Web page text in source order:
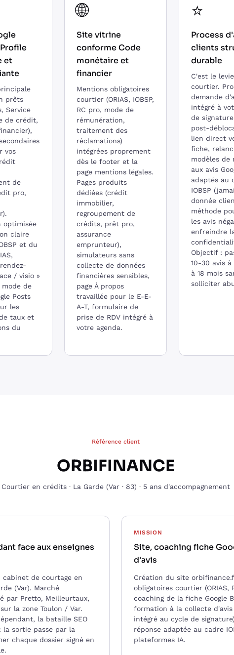
et
prêts
Service
de crédit,
vos
de
pro,
optimisée
claire
et du
/ visio »
de
Posts
les
taux et
du
🌐
Site vitrine
conforme Code
monétaire et
financier
Mentions obligatoires
courtier (ORIAS, IOBSP,
RC pro, mode de
rémunération,
traitement des
réclamations)
intégrées proprement
dès le footer et la
page mentions légales.
Pages produits
dédiées (crédit
immobilier,
regroupement de
crédits, prêt pro,
assurance
emprunteur),
simulateurs sans
collecte de données
financières sensibles,
page À propos
travaillée pour le E-E-
A-T, formulaire de
prise de RDV intégré à
votre agenda.
⭐
Process
clients
durable
C'est le
courtier.
demande
intégré à
de
post-
lien direct
fiche,
modèles de
aux avis
adaptés au
IOBSP
donnée
méthode
les avis
enfreindre
Objectif :
10-30 avis à
à 18 mois
solliciter
Référence client
ORBIFINANCE
Courtier en crédits · La Garde (Var · 83) · 5 ans d'accompagnement
face aux enseignes
cabinet de courtage en
(Var). Marché
par Pretto, Meilleurtaux,
la zone Toulon / Var.
la bataille SEO
sortie passe par la
chaque dossier signé en
MISSION
Site, coaching fiche
d'avis
Création du site
obligatoires courtier (ORIAS,
coaching de la fiche Google
formation à la collecte
intégré au cycle de
réponse adaptée au cadre
plateformes IA.